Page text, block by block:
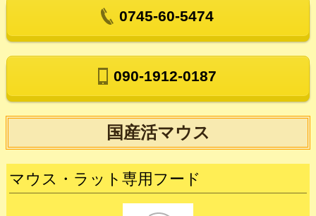
0745-60-5474
090-1912-0187
国産活マウス
マウス・ラット専用フード